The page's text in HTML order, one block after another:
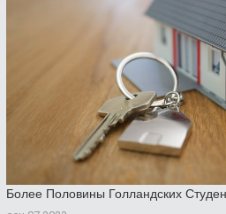
Более Половины Голландских